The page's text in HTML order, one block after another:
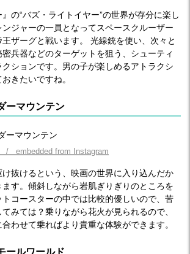
』の“バズ・ライトイヤー”の世界が存分に楽し
ジャーの一員となってスペースクルーザー
ザーグと戦います。 光線銃を使い、次々と
兵器などのターゲットを狙う、シューティ
ションです。男の子が楽しめるアトラクシ
きたいですね。
ーマウンテン
/ embedded from Instagram
抜けるという、映画の世界に入り込んだか
す。傾斜しながら岩肌ぎりぎりのところを
トコースターの中では比較的優しいので、苦
みては？乗りながら花火が見られるので、
わせて乗ればより貴重な体験ができます。
ールワールド